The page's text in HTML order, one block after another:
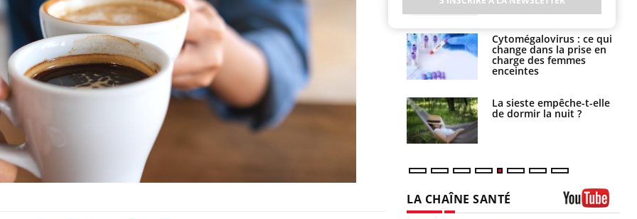
Grossesse à risque : ce jus
naturel attire l'attention
des chercheurs
écrans en vacances ?
sur nos soirées
Cancer colorectal : une
stratégie simple aurait
changé la donne au Pays
basque
Chikungunya, dengue,
West Nile : que se passe-
t-il dans le sud de la
Cytomégalovirus : ce qui
change dans la prise en
charge des femmes
enceintes
La sieste empêche-t-elle
de dormir la nuit ?
LA CHAÎNE SANTÉ